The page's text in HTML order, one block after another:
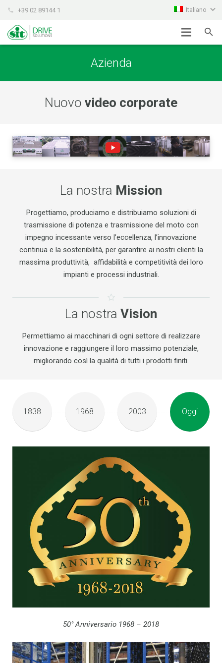
phone +39 02 89144 1 Italiano
Azienda
Nuovo video corporate
La nostra Mission
Progettiamo, produciamo e distribuiamo soluzioni di
trasmissione di potenza e trasmissione del moto con
impegno incessante verso l’eccellenza, l’innovazione
continua e la sostenibilità, per garantire ai nostri clienti la
massima produttività, affidabilità e competitività dei loro
impianti e processi industriali.
La nostra Vision
Permettiamo ai macchinari di ogni settore di realizzare
innovazione e raggiungere il loro massimo potenziale,
migliorando così la qualità di tutti i prodotti finiti.
1838 1968 2003 Oggi
50° Anniversario 1968 – 2018